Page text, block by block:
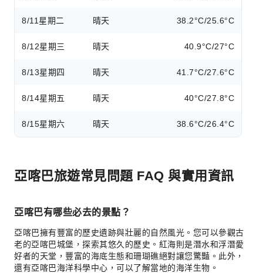
8/11 星期二 晴天 38.2°C/25.6°C
8/12星期三 晴天 40.9°C/27°C
8/13星期四 晴天 41.7°C/27.6°C
8/14星期五 晴天 40°C/27.8°C
8/15星期六 晴天 38.6°C/26.4°C
亞喀巴旅遊常見問題 FAQ 與實用資訊
亞喀巴有哪些必去的景點？
亞喀巴擁有豐富的歷史遺跡與壯麗的自然風光。您可以參觀古
老的亞喀巴城堡，探索其悠久的歷史。紅海則是潛水和浮潛愛
好者的天堂，豐富的海底生態和珊瑚礁絕對讓您驚豔。此外，
還有亞喀巴海洋科學中心，可以了解當地的海洋生物。